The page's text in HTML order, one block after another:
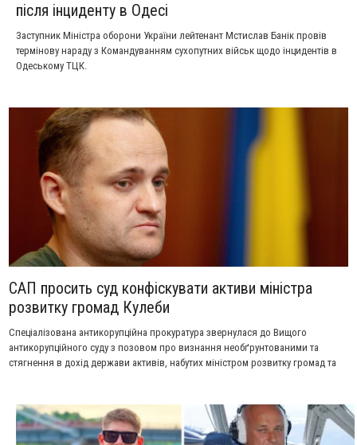
після інциденту в Одесі
Заступник Міністра оборони України лейтенант Мстислав Банік провів
термінову нараду з Командуванням сухопутних військ щодо інцидентів в
Одеському ТЦК.
САП просить суд конфіскувати активи міністра
розвитку громад Кулеби
Спеціалізована антикорупційна прокуратура звернулася до Вищого
антикорупційного суду з позовом про визнання необґрунтованими та
стягнення в дохід держави активів, набутих міністром розвитку громад та